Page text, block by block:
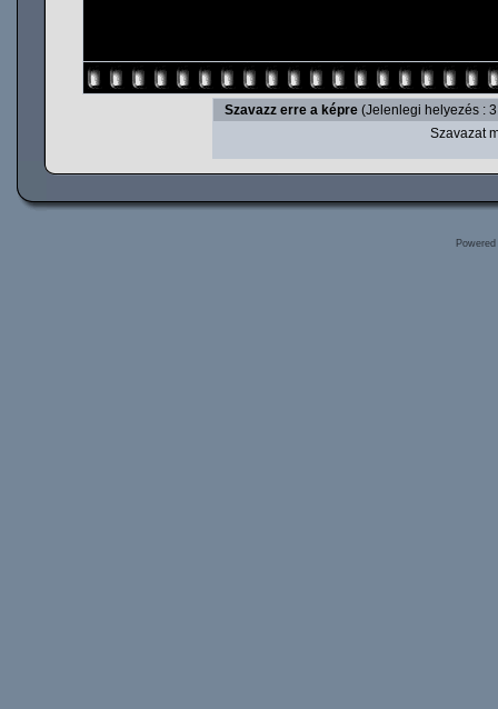
Szavazz erre a képre (Jelenlegi helyezés :
Szavazat